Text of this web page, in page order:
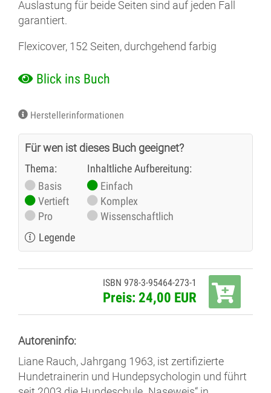
Auslastung für beide Seiten sind auf jeden Fall
garantiert.
Flexicover, 152 Seiten, durchgehend farbig
Blick ins Buch
Herstellerinformationen
Für wen ist dieses Buch geeignet?
Thema:
Basis
Vertieft
Pro
Inhaltliche Aufbereitung:
Einfach
Komplex
Wissenschaftlich
Legende
ISBN 978-3-95464-273-1
Preis: 24,00 EUR
Autoreninfo:
Liane Rauch, Jahrgang 1963, ist zertifizierte
Hundetrainerin und Hundepsychologin und führt